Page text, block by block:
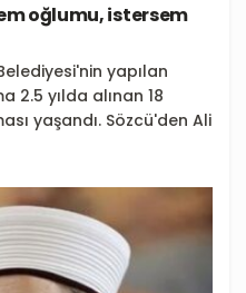
oğlumu, istersem
yapılan
2.5 yılda alınan 18
yaşandı. Sözcü'den Ali